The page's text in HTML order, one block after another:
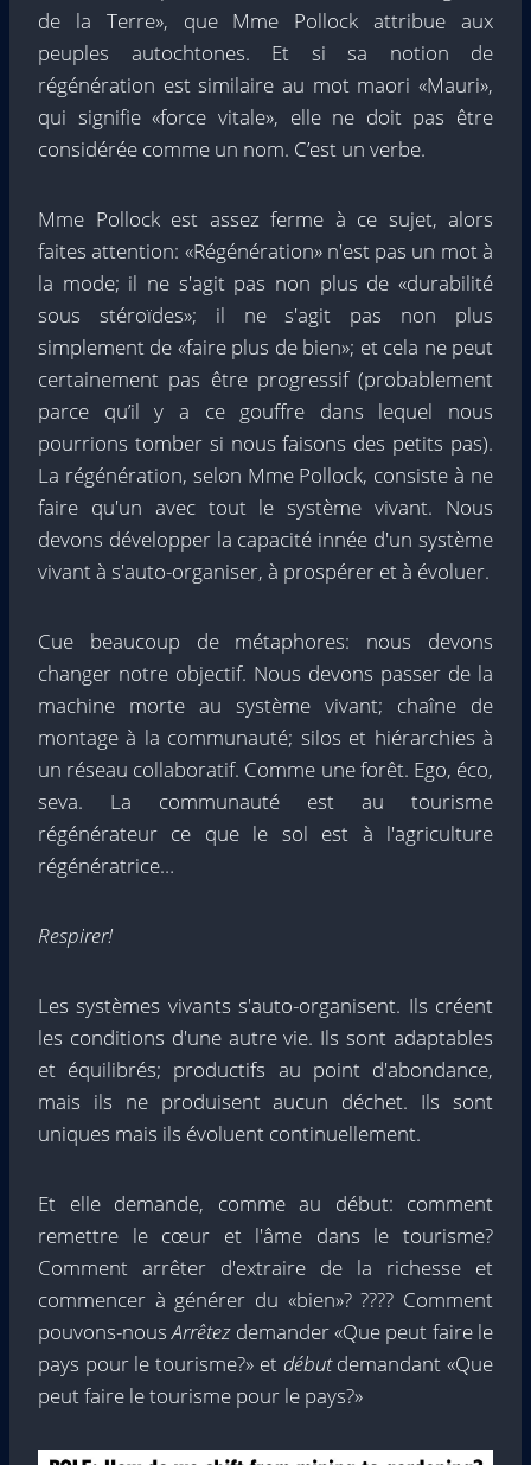
de la Terre», que Mme Pollock attribue aux
peuples autochtones. Et si sa notion de
régénération est similaire au mot maori «Mauri»,
qui signifie «force vitale», elle ne doit pas être
considérée comme un nom. C’est un verbe.
Mme Pollock est assez ferme à ce sujet, alors
faites attention: «Régénération» n'est pas un mot à
la mode; il ne s'agit pas non plus de «durabilité
sous stéroïdes»; il ne s'agit pas non plus
simplement de «faire plus de bien»; et cela ne peut
certainement pas être progressif (probablement
parce qu’il y a ce gouffre dans lequel nous
pourrions tomber si nous faisons des petits pas).
La régénération, selon Mme Pollock, consiste à ne
faire qu'un avec tout le système vivant. Nous
devons développer la capacité innée d'un système
vivant à s'auto-organiser, à prospérer et à évoluer.
Cue beaucoup de métaphores: nous devons
changer notre objectif. Nous devons passer de la
machine morte au système vivant; chaîne de
montage à la communauté; silos et hiérarchies à
un réseau collaboratif. Comme une forêt. Ego, éco,
seva. La communauté est au tourisme
régénérateur ce que le sol est à l'agriculture
régénératrice…
Respirer!
Les systèmes vivants s'auto-organisent. Ils créent
les conditions d'une autre vie. Ils sont adaptables
et équilibrés; productifs au point d'abondance,
mais ils ne produisent aucun déchet. Ils sont
uniques mais ils évoluent continuellement.
Et elle demande, comme au début: comment
remettre le cœur et l'âme dans le tourisme?
Comment arrêter d'extraire de la richesse et
commencer à générer du «bien»? ???? Comment
pouvons-nousArrêtez demander «Que peut faire le
pays pour le tourisme?» et débutdemandant «Que
peut faire le tourisme pour le pays?»